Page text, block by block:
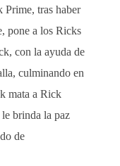
Prime, tras haber
pone a los Ricks
con la ayuda de
culminando en
mata a Rick
brinda la paz
de